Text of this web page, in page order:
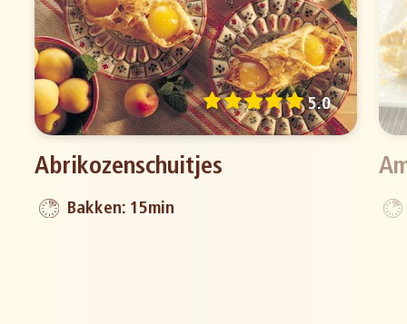
Abrikozenschuitjes
Bakken: 15min
5.0